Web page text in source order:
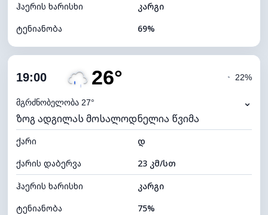
ჰაერის ხარისხი
კარგი
ტენიანობა
69%
ღრუბლიანობა
ნამის წერტილი
ხილვადობა
10 კმ
განათების ინდექსი 4 (მკრთალი)
ღრუბლის სიმაღლე 6000 მ
19:00 26°
მგრძნობელობა 27°
◔ 22%
⌄
ზოგ ადგილას მოსალოდნელია წვიმა
ქარი
დ
ქარის დაბერვა
23 კმ/სთ
ჰაერის ხარისხი
კარგი
ტენიანობა
75%